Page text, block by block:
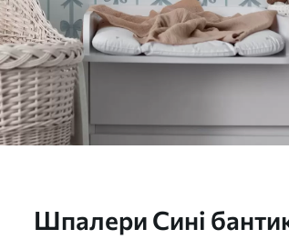
Шпалери Сині